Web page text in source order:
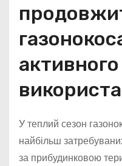
активного
У теплий сезон
найбільш
за прибудинковою